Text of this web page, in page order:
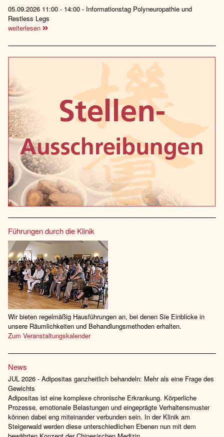
05.09.2026 11:00 - 14:00 - Informationstag Polyneuropathie und
Restless Legs
weiterlesen
Führungen durch die Klinik
Wir bieten regelmäßig Hausführungen an, bei denen Sie Einblicke in
unsere Räumlichkeiten und Behandlungsmethoden erhalten.
Zum Veranstaltungskalender
News
JUL 2026 - Adipositas ganzheitlich behandeln: Mehr als eine Frage des
Gewichts
Adipositas ist eine komplexe chronische Erkrankung. Körperliche
Prozesse, emotionale Belastungen und eingeprägte Verhaltensmuster
können dabei eng miteinander verbunden sein. In der Klinik am
Steigerwald werden diese unterschiedlichen Ebenen nun mit dem